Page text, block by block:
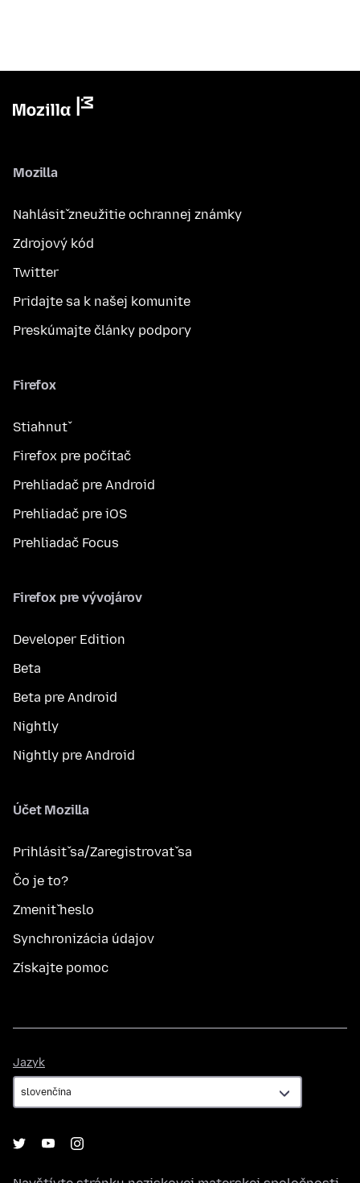
Mozilla
Nahlásiť zneužitie ochrannej známky
Zdrojový kód
Twitter
Pridajte sa k našej komunite
Preskúmajte články podpory
Firefox
Stiahnuť
Firefox pre počítač
Prehliadač pre Android
Prehliadač pre iOS
Prehliadač Focus
Firefox pre vývojárov
Developer Edition
Beta
Beta pre Android
Nightly
Nightly pre Android
Účet Mozilla
Prihlásiť sa/Zaregistrovať sa
Čo je to?
Zmeniť heslo
Synchronizácia údajov
Získajte pomoc
Jazyk